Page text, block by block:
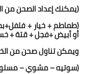
(يمكنك إعداد الصحن من
(طماطم + خيار +
أو أبيض +فجل + قتة +
ويمكن تناولصحنمن
(سوتيه – مشوي –